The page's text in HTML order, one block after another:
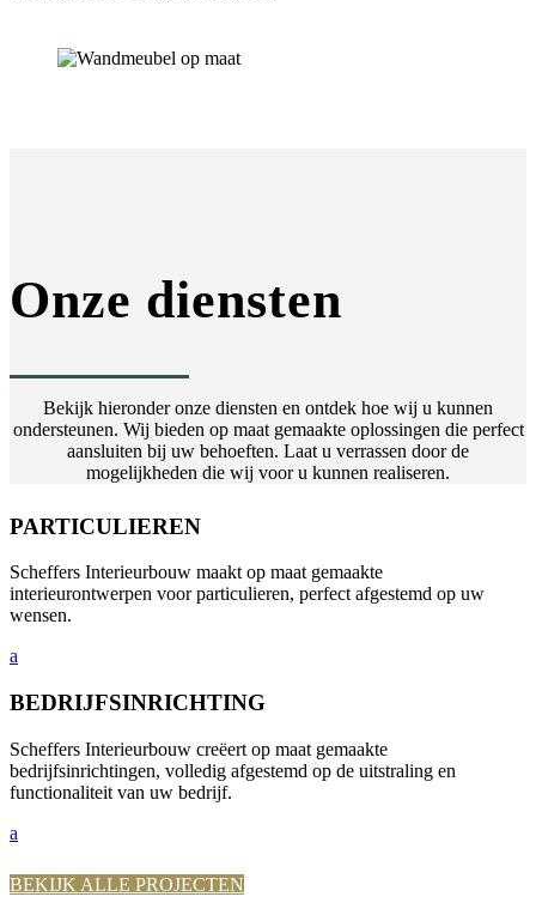
Onze diensten
Bekijk hieronder onze diensten en ontdek hoe wij u kunnen
ondersteunen. Wij bieden op maat gemaakte oplossingen die perfect
aansluiten bij uw behoeften. Laat u verrassen door de
mogelijkheden die wij voor u kunnen realiseren.
PARTICULIEREN
Scheffers Interieurbouw maakt op maat gemaakte
interieurontwerpen voor particulieren, perfect afgestemd op uw
wensen.
a
BEDRIJFSINRICHTING
Scheffers Interieurbouw creëert op maat gemaakte
bedrijfsinrichtingen, volledig afgestemd op de uitstraling en
functionaliteit van uw bedrijf.
a
BEKIJK ALLE PROJECTEN